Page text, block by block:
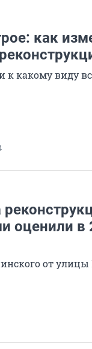
как
к какому виду
оценили в
от